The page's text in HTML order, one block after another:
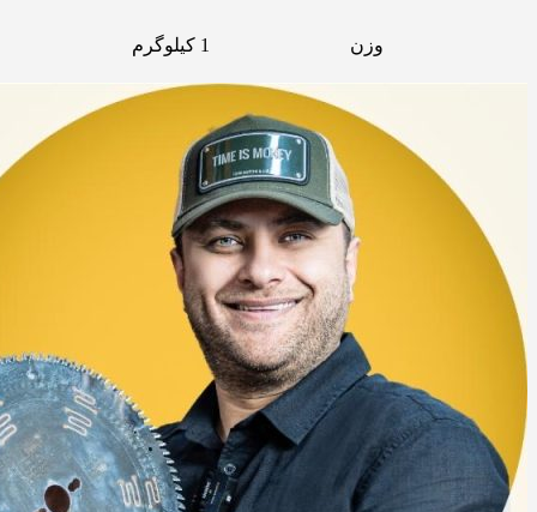
وزن 1 کیلوگرم